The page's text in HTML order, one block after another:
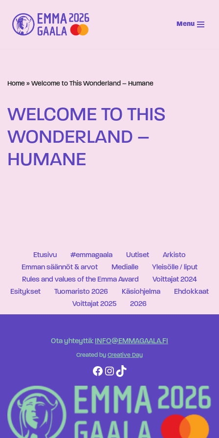
Siirry
suoraan
Menu
Home » Welcome to This Wonderland – Humane
WELCOME TO THIS
WONDERLAND –
HUMANE
Etusivu #emmagaala Uutiset
Arkisto
Emman säännöt & arvot
Medialle
Yleisölle / liput
Rules and values of the Emma Award
Voittajat 2024
Esitykset
Tuomaristo 2026 Käsiohjelma
Ehdokkaat
Voittajat 2025
2026
Ota yhteyttä: INFO@EMMAGAALA.FI
Created by Creative Day